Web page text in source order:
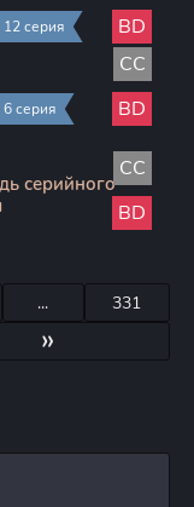
12 серия BD
CC
6 серия BD
серийного
CC
BD
... 331
»